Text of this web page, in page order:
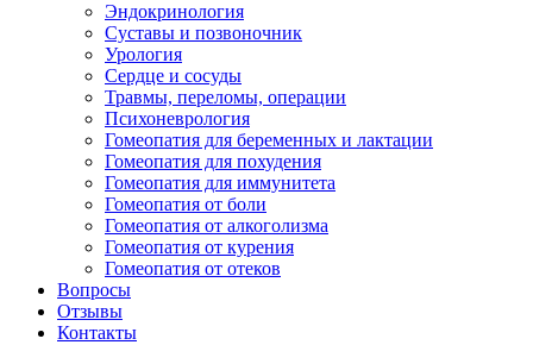
Эндокринология
Суставы и позвоночник
Урология
Сердце и сосуды
Травмы, переломы, операции
Психоневрология
Гомеопатия для беременных и лактации
Гомеопатия для похудения
Гомеопатия для иммунитета
Гомеопатия от боли
Гомеопатия от алкоголизма
Гомеопатия от курения
Гомеопатия от отеков
Вопросы
Отзывы
Контакты